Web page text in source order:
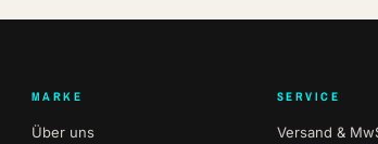
MARKE
Über uns
SERVICE
Versand &